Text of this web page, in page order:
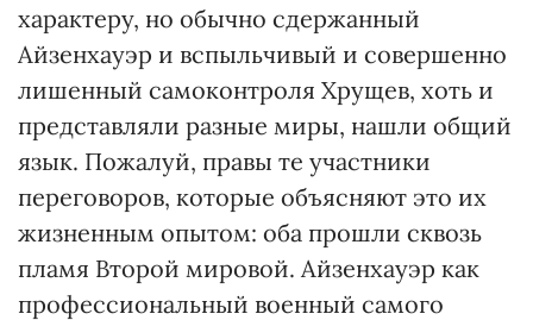
характеру, но обычно сдержанный
Айзенхауэр и вспыльчивый и совершенно
лишенный самоконтроля Хрущев, хоть и
представляли разные миры, нашли общий
язык. Пожалуй, правы те участники
переговоров, которые объясняют это их
жизненным опытом: оба прошли сквозь
пламя Второй мировой. Айзенхауэр как
профессиональный военный самого